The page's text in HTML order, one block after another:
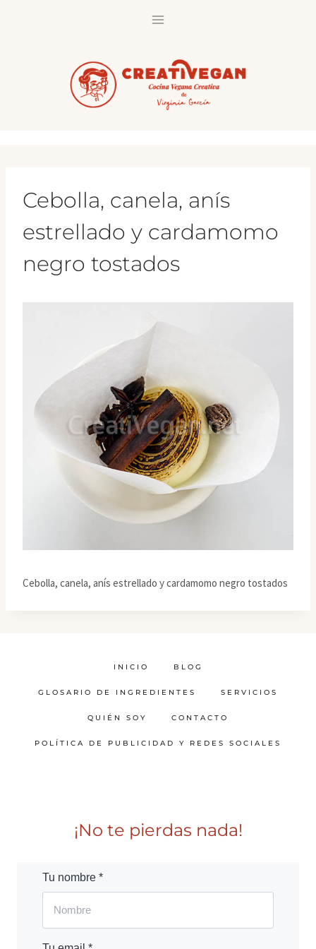
Cebolla, canela, anís
estrellado y cardamomo
negro tostados
Cebolla, canela, anís estrellado y cardamomo negro tostados
INICIO BLOG
GLOSARIO DE INGREDIENTES SERVICIOS
QUIÉN SOY CONTACTO
POLÍTICA DE PUBLICIDAD Y REDES SOCIALES
¡No te pierdas nada!
Tu nombre *